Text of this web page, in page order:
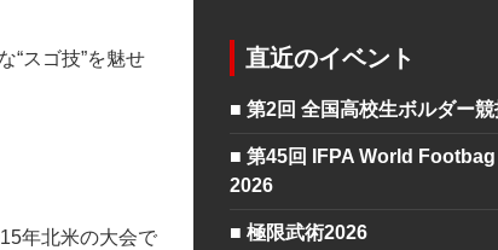
“スゴ技”を魅せ
年北米の大会で
直近のイベント
■ 第2回 全国高校生ボルダー
■ 第45回 IFPA World
2026
■ 極限武術2026